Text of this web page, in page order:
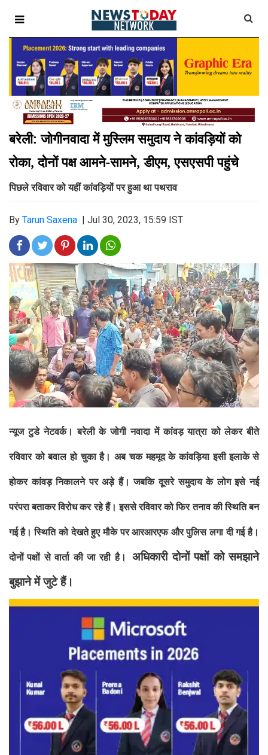
बरेली: जोगीनवादा में मुस्लिम समुदाय ने कांवड़ियों को
रोका, दोनों पक्ष आमने-सामने, डीएम, एसएसपी पहुंचे
पिछले रविवार को यहीं कांवड़ियों पर हुआ था पथराव
By Tarun Saxena Jul 30, 2023, 15:59 IST
न्यूज टुडे नेटवर्क।बरेली के जोगी नवादा में कांवड़ यात्रा को लेकर बीते
रविवार को बवाल हो चुका है। अब चक महमूद के कांवड़िया इसी इलाके से
होकर कांवड़ निकालने पर अड़े हैं। जबकि दूसरे समुदाय के लोग इसे नई
परंपरा बताकर विरोध कर रहे हैं। इससे रविवार को फिर तनाव की स्थिति बन
गईहै। स्थिति को देखते हुए मौके पर आरआरएफ और पुलिस लगा दी गई है।
दोनों पक्षों से वार्ता की जा रही है।
अधिकारी दोनों पक्षों को समझाने
बुझाने में जुटे हैं।